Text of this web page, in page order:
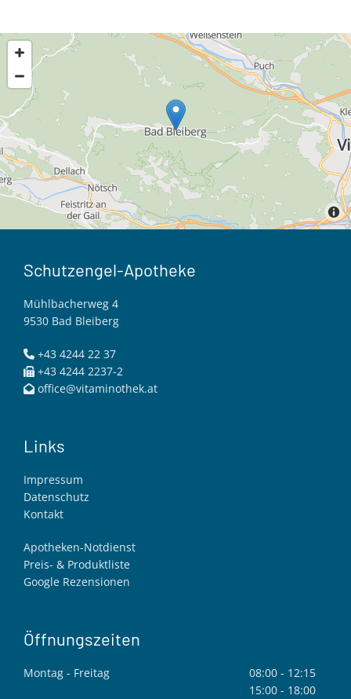
Schutzengel-Apotheke
Mühlbacherweg 4
9530 Bad Bleiberg
 +43 4244 22 37
 +43 4244 2237-2
 office@vitaminothek.at
Links
Impressum
Datenschutz
Kontakt
Apotheken-Notdienst
Preis- & Produktliste
Google Rezensionen
Öffnungszeiten
Montag - Freitag
08:00 - 12:15
15:00 - 18:00